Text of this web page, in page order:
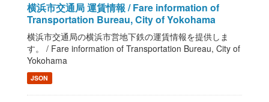
横浜市交通局 運賃情報 / Fare information of
Transportation Bureau, City of Yokohama
横浜市交通局の横浜市営地下鉄の運賃情報を提供しま
す。 / Fare information of Transportation Bureau, City of
Yokohama
JSON